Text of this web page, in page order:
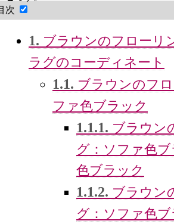
次
1. ブラウンのフローリ
ラグのコーディネート
1.1. ブラウンのフ
ファ色ブラック
1.1.1. ブラウン
グ：ソファ色
色ブラック
1.1.2. ブラウン
グ：ソファ色